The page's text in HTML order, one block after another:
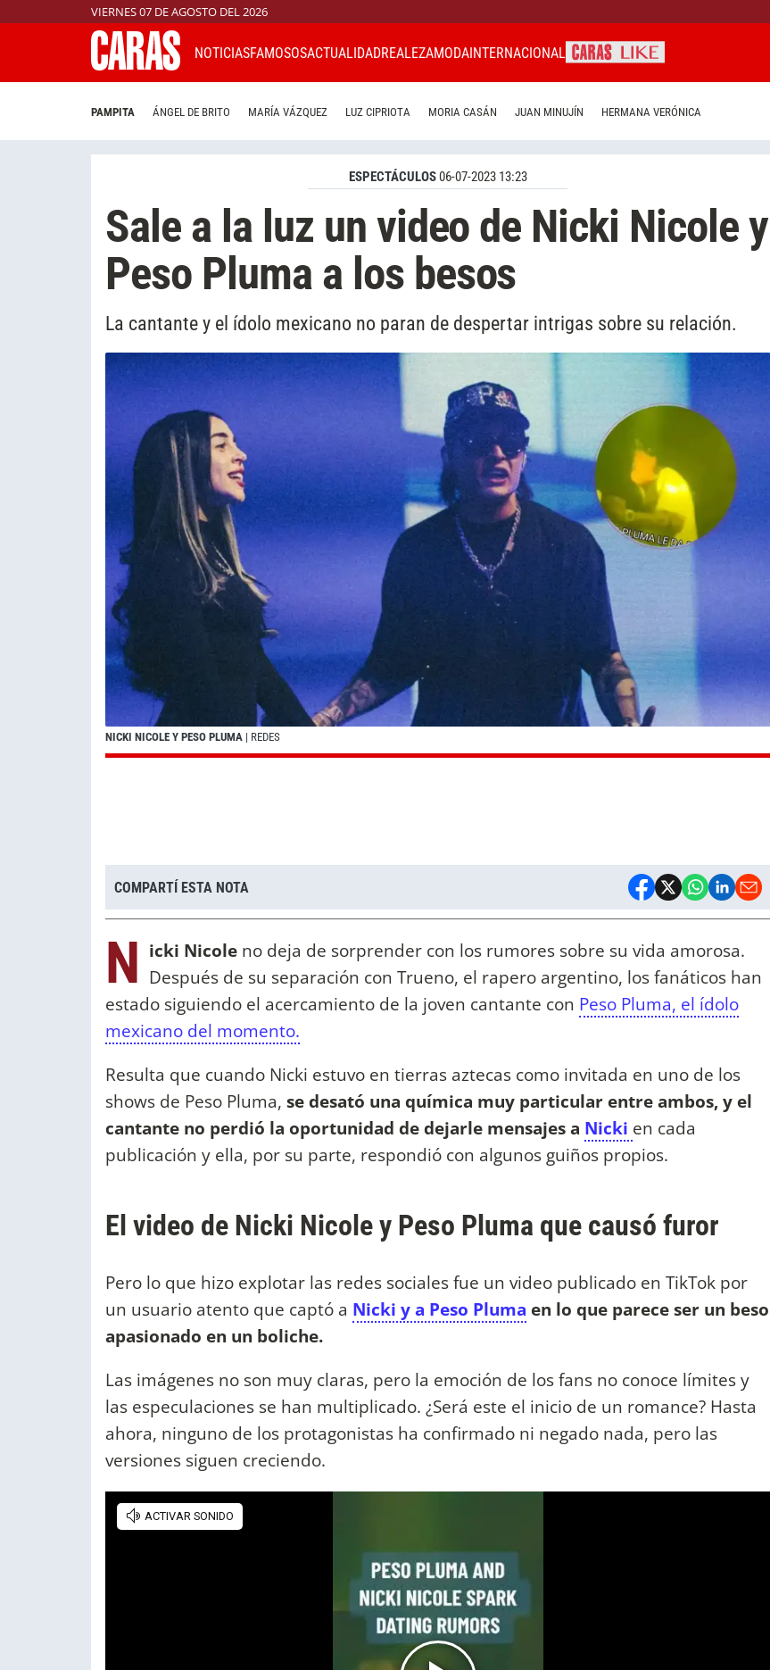
VIERNES 07 DE AGOSTO DEL 2026
NOTICIASFAMOSOSACTUALIDADREALEZAMODAINTERNACIONAL
PAMPITA ÁNGEL DE BRITO MARÍA VÁZQUEZ LUZ CIPRIOTA MORIA CASÁN JUAN MINUJÍN HERMANA VERÓNICA
ESPECTÁCULOS06-07-2023 13:23
Sale a la luz un video de Nicki Nicole y
Peso Pluma a los besos
La cantante y el ídolo mexicano no paran de despertar intrigas sobre su relación.
NICKI NICOLE Y PESO PLUMA | REDES
COMPARTÍ ESTA NOTA
N icki Nicole no deja de sorprender con los rumores sobre su vida amorosa.
Después de su separación con Trueno, el rapero argentino, los fanáticos han
estado siguiendo el acercamiento de la joven cantante con Peso Pluma, el ídolo
mexicano del momento.
Resulta que cuando Nicki estuvo en tierras aztecas como invitada en uno de los
shows de Peso Pluma, se desató una química muy particular entre ambos, y el
cantante no perdió la oportunidad de dejarle mensajes a Nicki en cada
publicación y ella, por su parte, respondió con algunos guiños propios.
El video de Nicki Nicole y Peso Pluma que causó furor
Pero lo que hizo explotar las redes sociales fue un video publicado en TikTok por
un usuario atento que captó a Nicki y a Peso Pluma en lo que parece ser un beso
apasionado en un boliche.
Las imágenes no son muy claras, pero la emoción de los fans no conoce límites y
las especulaciones se han multiplicado. ¿Será este el inicio de un romance? Hasta
ahora, ninguno de los protagonistas ha confirmado ni negado nada, pero las
versiones siguen creciendo.